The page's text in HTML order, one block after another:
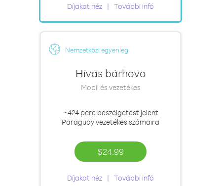
Díjakat néz További infó
Nemzetközi egyenleg
Hívás bárhova
Mobil és vezetékes
~424 perc beszélgetést jelent
Paraguay vezetékes számaira
$24.99
Díjakat néz További infó